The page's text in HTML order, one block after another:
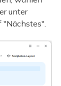
unter